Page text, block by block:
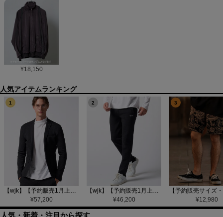
¥18,150
1
【wjk】【予約販売1月上旬～中旬入荷】function knit jacket(jacquard check) ニットジャケット(207 mw08j)
¥57,200
2
【wjk】【予約販売1月上旬～中旬入荷】function knit easy slacks(jacquard check) ニットイージーパンツ(504 mw08j)
¥46,200
3
¥12,980
人気・新着・注目から探す